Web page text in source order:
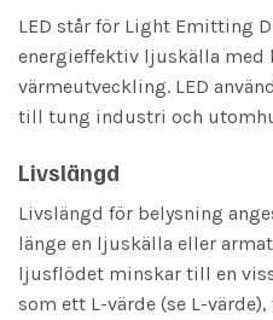
LED står för Light Emitting
energieffektiv ljuskälla med
värmeutveckling. LED
till tung industri och
Livslängd
Livslängd för belysning
länge en ljuskälla eller
ljusflödet minskar till en
som ett L-värde (se L-